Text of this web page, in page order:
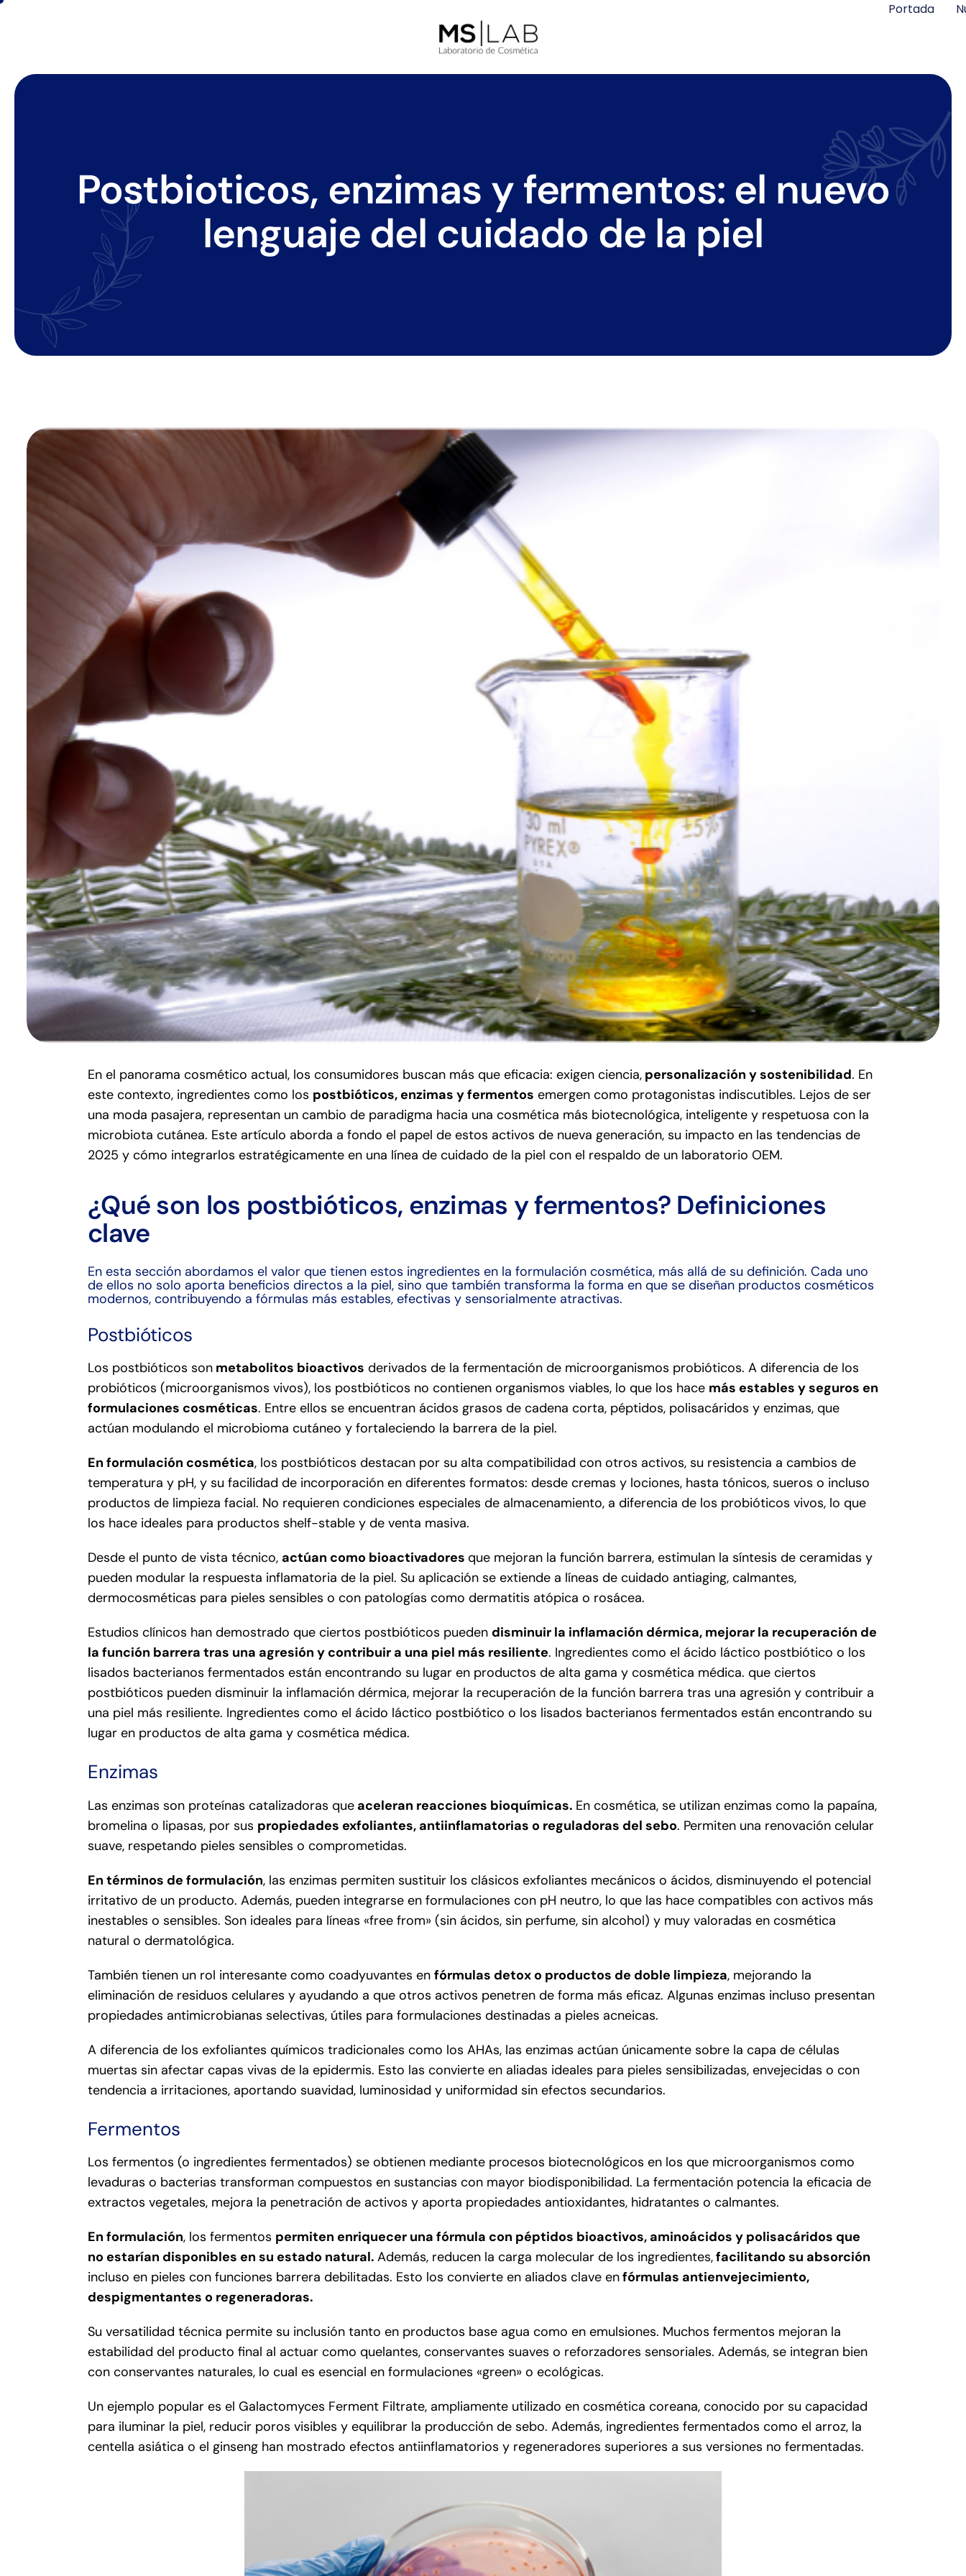
Portada
Postbioticos, enzimas y fermentos: el nuevo
lenguaje del cuidado de la piel
En el panorama cosmético actual, los consumidores buscan más que eficacia: exigen ciencia, personalización y sostenibilidad. En
este contexto, ingredientes como los postbióticos, enzimas y fermentos emergen como protagonistas indiscutibles. Lejos de ser
una moda pasajera, representan un cambio de paradigma hacia una cosmética más biotecnológica, inteligente y respetuosa con la
microbiota cutánea. Este artículo aborda a fondo el papel de estos activos de nueva generación, su impacto en las tendencias de
2025 y cómo integrarlos estratégicamente en una línea de cuidado de la piel con el respaldo de un laboratorio OEM.
¿Qué son los postbióticos, enzimas y fermentos? Definiciones
clave
En esta sección abordamos el valor que tienen estos ingredientes en la formulación cosmética, más allá de su definición. Cada uno
de ellos no solo aporta beneficios directos a la piel, sino que también transforma la forma en que se diseñan productos cosméticos
modernos, contribuyendo a fórmulas más estables, efectivas y sensorialmente atractivas.
Postbióticos
Los postbióticos son metabolitos bioactivos derivados de la fermentación de microorganismos probióticos. A diferencia de los
probióticos (microorganismos vivos), los postbióticos no contienen organismos viables, lo que los hace más estables y seguros en
formulaciones cosméticas. Entre ellos se encuentran ácidos grasos de cadena corta, péptidos, polisacáridos y enzimas, que
actúan modulando el microbioma cutáneo y fortaleciendo la barrera de la piel.
En formulación cosmética, los postbióticos destacan por su alta compatibilidad con otros activos, su resistencia a cambios de
temperatura y pH, y su facilidad de incorporación en diferentes formatos: desde cremas y lociones, hasta tónicos, sueros o incluso
productos de limpieza facial. No requieren condiciones especiales de almacenamiento, a diferencia de los probióticos vivos, lo que
los hace ideales para productos shelf-stable y de venta masiva.
Desde el punto de vista técnico, actúan como bioactivadores que mejoran la función barrera, estimulan la síntesis de ceramidas y
pueden modular la respuesta inflamatoria de la piel. Su aplicación se extiende a líneas de cuidado antiaging, calmantes,
dermocosméticas para pieles sensibles o con patologías como dermatitis atópica o rosácea.
Estudios clínicos han demostrado que ciertos postbióticos pueden disminuir la inflamación dérmica, mejorar la recuperación de
la función barrera tras una agresión y contribuir a una piel más resiliente. Ingredientes como el ácido láctico postbiótico o los
lisados bacterianos fermentados están encontrando su lugar en productos de alta gama y cosmética médica. que ciertos
postbióticos pueden disminuir la inflamación dérmica, mejorar la recuperación de la función barrera tras una agresión y contribuir a
una piel más resiliente. Ingredientes como el ácido láctico postbiótico o los lisados bacterianos fermentados están encontrando su
lugar en productos de alta gama y cosmética médica.
Enzimas
Las enzimas son proteínas catalizadoras que aceleran reacciones bioquímicas. En cosmética, se utilizan enzimas como la papaína,
bromelina o lipasas, por sus propiedades exfoliantes, antiinflamatorias o reguladoras del sebo. Permiten una renovación celular
suave, respetando pieles sensibles o comprometidas.
En términos de formulación, las enzimas permiten sustituir los clásicos exfoliantes mecánicos o ácidos, disminuyendo el potencial
irritativo de un producto. Además, pueden integrarse en formulaciones con pH neutro, lo que las hace compatibles con activos más
inestables o sensibles. Son ideales para líneas «free from» (sin ácidos, sin perfume, sin alcohol) y muy valoradas en cosmética
natural o dermatológica.
También tienen un rol interesante como coadyuvantes en fórmulas detox o productos de doble limpieza, mejorando la
eliminación de residuos celulares y ayudando a que otros activos penetren de forma más eficaz. Algunas enzimas incluso presentan
propiedades antimicrobianas selectivas, útiles para formulaciones destinadas a pieles acneicas.
A diferencia de los exfoliantes químicos tradicionales como los AHAs, las enzimas actúan únicamente sobre la capa de células
muertas sin afectar capas vivas de la epidermis. Esto las convierte en aliadas ideales para pieles sensibilizadas, envejecidas o con
tendencia a irritaciones, aportando suavidad, luminosidad y uniformidad sin efectos secundarios.
Fermentos
Los fermentos (o ingredientes fermentados) se obtienen mediante procesos biotecnológicos en los que microorganismos como
levaduras o bacterias transforman compuestos en sustancias con mayor biodisponibilidad. La fermentación potencia la eficacia de
extractos vegetales, mejora la penetración de activos y aporta propiedades antioxidantes, hidratantes o calmantes.
En formulación, los fermentos permiten enriquecer una fórmula con péptidos bioactivos, aminoácidos y polisacáridos que
no estarían disponibles en su estado natural. Además, reducen la carga molecular de los ingredientes,facilitando su absorción
incluso en pieles con funciones barrera debilitadas. Esto los convierte en aliados clave enfórmulas antienvejecimiento,
despigmentantes o regeneradoras.
Su versatilidad técnica permite su inclusión tanto en productos base agua como en emulsiones. Muchos fermentos mejoran la
estabilidad del producto final al actuar como quelantes, conservantes suaves o reforzadores sensoriales. Además, se integran bien
con conservantes naturales, lo cual es esencial en formulaciones «green» o ecológicas.
Un ejemplo popular es el Galactomyces Ferment Filtrate, ampliamente utilizado en cosmética coreana, conocido por su capacidad
para iluminar la piel, reducir poros visibles y equilibrar la producción de sebo. Además, ingredientes fermentados como el arroz, la
centella asiática o el ginseng han mostrado efectos antiinflamatorios y regeneradores superiores a sus versiones no fermentadas.